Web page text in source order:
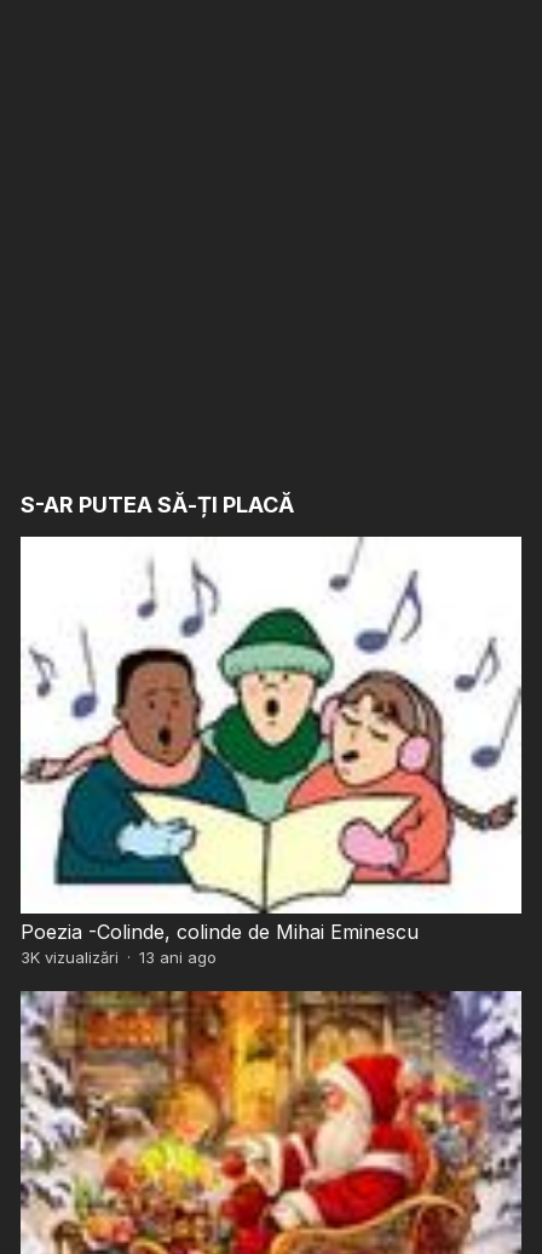
S-AR PUTEA SĂ-ȚI PLACĂ
Poezia -Colinde, colinde de Mihai Eminescu
3Kvizualizări · 13 ani ago